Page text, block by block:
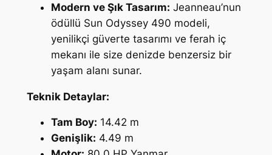
Modern ve Şık Tasarım: Jeanneau’nun
ödüllü Sun Odyssey 490 modeli,
yenilikçi güverte tasarımı ve ferah iç
mekanı ile size denizde benzersiz bir
yaşam alanı sunar.
Teknik Detaylar:
Tam Boy: 14.42 m
Genişlik: 4.49 m